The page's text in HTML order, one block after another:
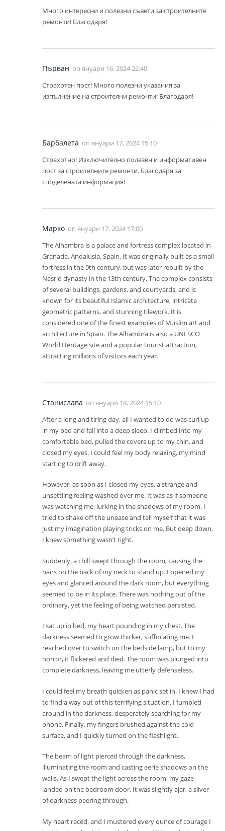
Много интересни и полезни съвети за строителните
ремонти! Благодаря!
Първан on януари 16, 2024 22:40
Страхотен пост! Много полезни указания за
изпълнение на строителни ремонти! Благодаря!
Барбалета on януари 17, 2024 15:10
Страхотно! Изключително полезен и информативен
пост за строителните ремонти. Благодаря за
споделената информация!
Марко on януари 17, 2024 17:00
The Alhambra is a palace and fortress complex located in
Granada, Andalusia, Spain. It was originally built as a small
fortress in the 9th century, but was later rebuilt by the
Nasrid dynasty in the 13th century. The complex consists
of several buildings, gardens, and courtyards, and is
known for its beautiful Islamic architecture, intricate
geometric patterns, and stunning tilework. It is
considered one of the finest examples of Muslim art and
architecture in Spain. The Alhambra is also a UNESCO
World Heritage site and a popular tourist attraction,
attracting millions of visitors each year.
Станислава on януари 18, 2024 15:10
After a long and tiring day, all I wanted to do was curl up
in my bed and fall into a deep sleep. I climbed into my
comfortable bed, pulled the covers up to my chin, and
closed my eyes. I could feel my body relaxing, my mind
starting to drift away.
However, as soon as I closed my eyes, a strange and
unsettling feeling washed over me. It was as if someone
was watching me, lurking in the shadows of my room. I
tried to shake off the unease and tell myself that it was
just my imagination playing tricks on me. But deep down,
I knew something wasn’t right.
Suddenly, a chill swept through the room, causing the
hairs on the back of my neck to stand up. I opened my
eyes and glanced around the dark room, but everything
seemed to be in its place. There was nothing out of the
ordinary, yet the feeling of being watched persisted.
I sat up in bed, my heart pounding in my chest. The
darkness seemed to grow thicker, suffocating me. I
reached over to switch on the bedside lamp, but to my
horror, it flickered and died. The room was plunged into
complete darkness, leaving me utterly defenseless.
I could feel my breath quicken as panic set in. I knew I had
to find a way out of this terrifying situation. I fumbled
around in the darkness, desperately searching for my
phone. Finally, my fingers brushed against the cold
surface, and I quickly turned on the flashlight.
The beam of light pierced through the darkness,
illuminating the room and casting eerie shadows on the
walls. As I swept the light across the room, my gaze
landed on the bedroom door. It was slightly ajar, a sliver
of darkness peering through.
My heart raced, and I mustered every ounce of courage I